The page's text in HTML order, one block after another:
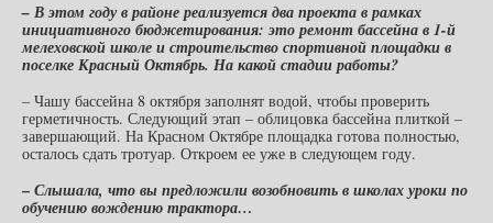
– В этом году в районе реализуется два проекта в рамках
инициативного бюджетирования: это ремонт бассейна в 1-й
мелеховской школе и строительство спортивной площадки в
поселке Красный Октябрь. На какой стадии работы?
– Чашу бассейна 8 октября заполнят водой, чтобы проверить
герметичность. Следующий этап – облицовка бассейна плиткой –
завершающий. На Красном Октябре площадка готова полностью,
осталось сдать тротуар. Откроем ее уже в следующем году.
– Слышала, что вы предложили возобновить в школах уроки по
обучению вождению трактора…